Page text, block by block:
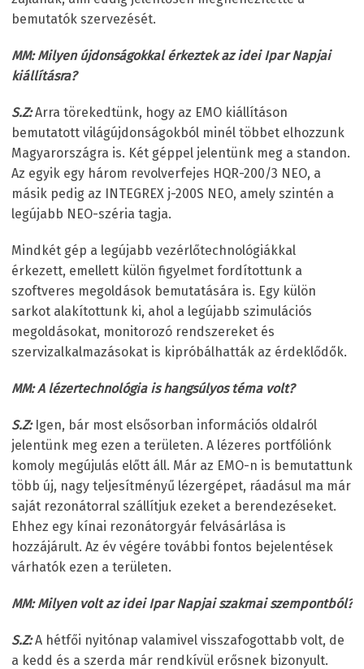
bemutatók szervezését.
MM: Milyen újdonságokkal érkeztek az idei Ipar Napjai
kiállításra?
S.Z:Arra törekedtünk, hogy az EMO kiállításon
bemutatott világújdonságokból minél többet elhozzunk
Magyarországra is. Két géppel jelentünk meg a standon.
Az egyik egy három revolverfejes HQR-200/3 NEO, a
másik pedig az INTEGREX j-200S NEO, amely szintén a
legújabb NEO-széria tagja.
Mindkét gép a legújabb vezérlőtechnológiákkal
érkezett, emellett külön figyelmet fordítottunk a
szoftveres megoldások bemutatására is. Egy külön
sarkot alakítottunk ki, ahol a legújabb szimulációs
megoldásokat, monitorozó rendszereket és
szervizalkalmazásokat is kipróbálhatták az érdeklődők.
MM: A lézertechnológia is hangsúlyos téma volt?
S.Z: Igen, bár most elsősorban információs oldalról
jelentünk meg ezen a területen. A lézeres portfóliónk
komoly megújulás előtt áll. Már az EMO-n is bemutattunk
több új, nagy teljesítményű lézergépet, ráadásul ma már
saját rezonátorral szállítjuk ezeket a berendezéseket.
Ehhez egy kínai rezonátorgyár felvásárlása is
hozzájárult. Az év végére további fontos bejelentések
várhatók ezen a területen.
MM: Milyen volt az idei Ipar Napjai szakmai szempontból?
S.Z: A hétfői nyitónap valamivel visszafogottabb volt, de
a kedd és a szerda már rendkívül erősnek bizonyult.